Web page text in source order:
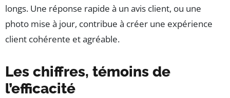
longs. Une réponse rapide à un avis client, ou une
photo mise à jour, contribue à créer une expérience
client cohérente et agréable.
Les chiffres, témoins de
l’efficacité